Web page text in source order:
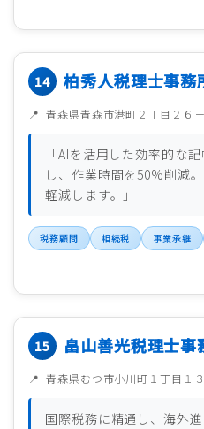
柏秀人税理士事務
青森県青森市港町２丁目２６
「AIを活用した効率的な
し、作業時間を50%削減
軽減します。」
税務顧問 相続税 事業承継
畠山善光税理士事
青森県むつ市小川町１丁目１
国際税務に精通し、海外